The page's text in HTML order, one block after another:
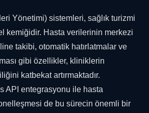
Yönetimi) sistemleri, sağlık turizmi
kemiğidir. Hasta verilerinin merkezi
takibi, otomatik hatırlatmalar ve
gibi özellikler, kliniklerin
katbekat artırmaktadır.
API entegrasyonu ile hasta
de bu sürecin önemli bir